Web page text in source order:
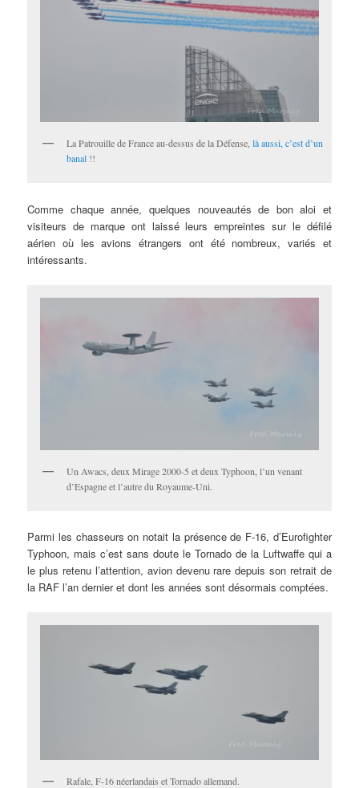
La Patrouille de France au-dessus de la Défense,là aussi, c’est d’un
banal !!
Comme chaque année, quelques nouveautés de bon aloi et
visiteurs de marque ont laissé leurs empreintes sur le défilé
aérien où les avions étrangers ont été nombreux, variés et
intéressants.
Un Awacs, deux Mirage 2000-5 et deux Typhoon, l’un venant
d’Espagne et l’autre du Royaume-Uni.
Parmi les chasseurs on notait la présence de F-16, d’Eurofighter
Typhoon, mais c’est sans doute le Tornado de la Luftwaffe qui a
le plus retenu l’attention, avion devenu rare depuis son retrait de
la RAF l’an dernier et dont les années sont désormais comptées.
Rafale, F-16 néerlandais et Tornado allemand.